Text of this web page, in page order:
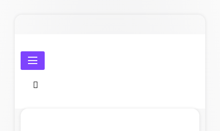
Amicale Laïque de Penmarc'h